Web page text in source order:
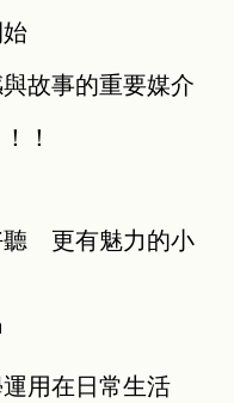
故事的重要媒介
！
聽 更有魅力的小
運用在日常生活